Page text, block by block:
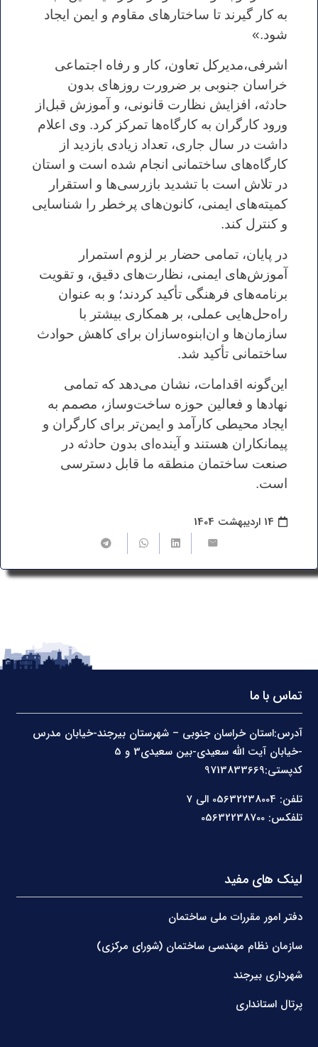
به کار گیرند تا ساختارهای مقاوم و ایمن ایجاد
شود.»
اشرفی،مدیرکل تعاون، کار و رفاه اجتماعی
خراسان جنوبی بر ضرورت روزهای بدون
حادثه، افزایش نظارت قانونی، و آموزش قبل‌از
ورود کارگران به کارگاه‌ها تمرکز کرد. وی اعلام
داشت در سال جاری، تعداد زیادی بازدید از
کارگاه‌های ساختمانی انجام شده است و استان
در تلاش است با تشدید بازرسی‌ها و استقرار
کمیته‌های ایمنی، کانون‌های پرخطر را شناسایی
و کنترل کند.
در پایان، تمامی حضار بر لزوم استمرار
آموزش‌های ایمنی، نظارت‌های دقیق، و تقویت
برنامه‌های فرهنگی تأکید کردند؛ و به عنوان
راه‌حل‌هایی عملی، بر همکاری بیشتر با
سازمان‌ها و ان‌ابنوه‌سازان برای کاهش حوادث
ساختمانی تأکید شد.
این‌گونه اقدامات، نشان می‌دهد که تمامی
نهادها و فعالین حوزه ساخت‌وساز، مصمم به
ایجاد محیطی کارآمد و ایمن‌تر برای کارگران و
پیمانکاران هستند و آینده‌ای بدون حادثه در
صنعت ساختمان منطقه ما قابل دسترسی
است.
14 اردیبهشت 1404
تماس با ما
آدرس:استان خراسان جنوبی – شهرستان بیرجند-خیابان مدرس
کدپستی:9713833669
تلفن: 05632238004 الی 7
تلفکس: 05632238700
لینک های مفید
دفتر امور مقررات ملی ساختمان
سازمان نظام مهندسی ساختمان (شورای مرکزی)
شهرداری بیرجند
پرتال استانداری